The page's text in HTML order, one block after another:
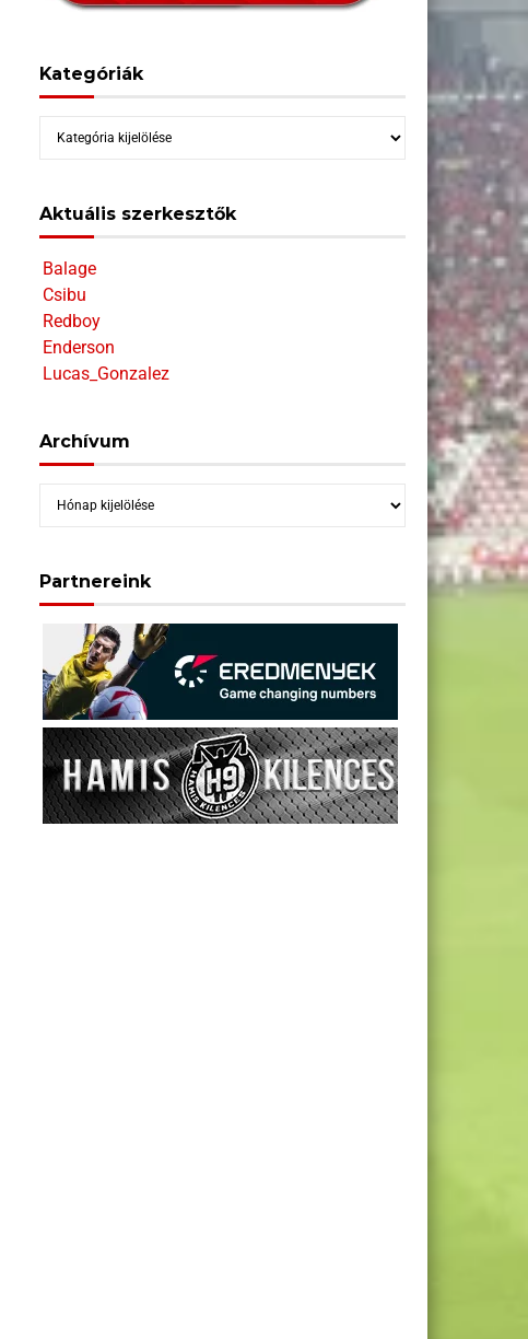
Kategóriák
Kategóriák
Aktuális szerkesztők
Balage
Csibu
Redboy
Enderson
Lucas_Gonzalez
Archívum
Archívum
Partnereink